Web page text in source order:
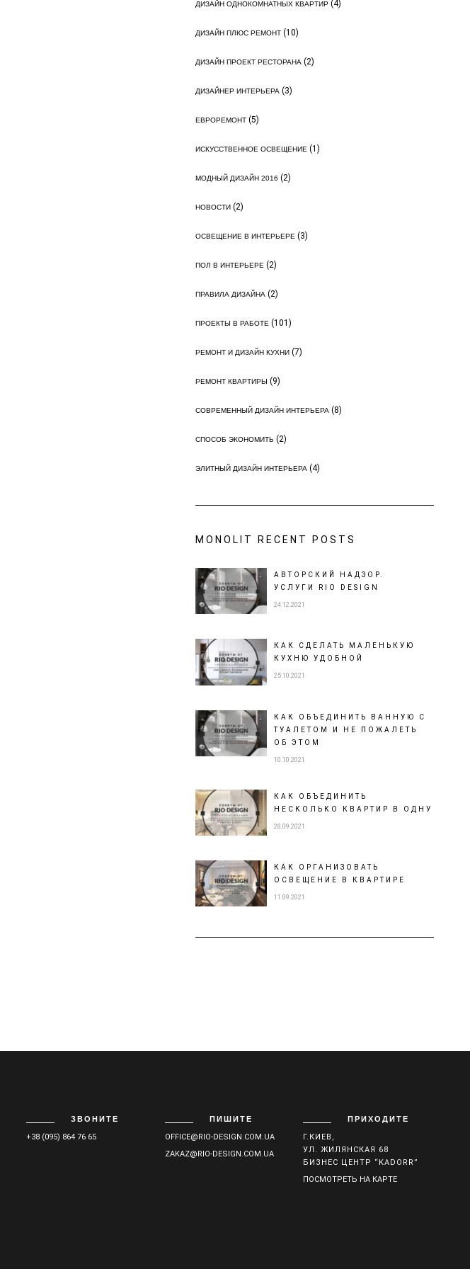
ДИЗАЙН ОДНОКОМНАТНЫХ КВАРТИР(4)
ДИЗАЙН ПЛЮС РЕМОНТ(10)
ДИЗАЙН ПРОЕКТ РЕСТОРАНА(2)
ДИЗАЙНЕР ИНТЕРЬЕРА(3)
ЕВРОРЕМОНТ(5)
ИСКУССТВЕННОЕ ОСВЕЩЕНИЕ(1)
МОДНЫЙ ДИЗАЙН 2016 (2)
НОВОСТИ(2)
ОСВЕЩЕНИЕ В ИНТЕРЬЕРЕ(3)
ПОЛ В ИНТЕРЬЕРЕ(2)
ПРАВИЛА ДИЗАЙНА(2)
ПРОЕКТЫ В РАБОТЕ(101)
РЕМОНТ И ДИЗАЙН КУХНИ(7)
РЕМОНТ КВАРТИРЫ (9)
СОВРЕМЕННЫЙ ДИЗАЙН ИНТЕРЬЕРА(8)
СПОСОБ ЭКОНОМИТЬ (2)
ЭЛИТНЫЙ ДИЗАЙН ИНТЕРЬЕРА(4)
MONOLIT RECENT POSTS
АВТОРСКИЙ НАДЗОР.
УСЛУГИ RIO DESIGN
24.12.2021
КАК СДЕЛАТЬ МАЛЕНЬКУЮ
КУХНЮ УДОБНОЙ
25.10.2021
КАК ОБЪЕДИНИТЬ ВАННУЮ С
ТУАЛЕТОМ И НЕ ПОЖАЛЕТЬ
ОБ ЭТОМ
10.10.2021
КАК ОБЪЕДИНИТЬ
НЕСКОЛЬКО КВАРТИР В ОДНУ
28.09.2021
КАК ОРГАНИЗОВАТЬ
ОСВЕЩЕНИЕ В КВАРТИРЕ
11.09.2021
ЗВОНИТЕ
+38 (095) 864 76 65
ПИШИТЕ
OFFICE@RIO-DESIGN.COM.UA
ZAKAZ@RIO-DESIGN.COM.UA
ПРИХОДИТЕ
Г.КИЕВ,
УЛ. ЖИЛЯНСКАЯ 68
БИЗНЕС ЦЕНТР “KADORR”
ПОСМОТРЕТЬ НА КАРТЕ